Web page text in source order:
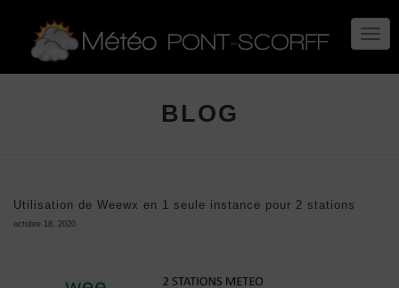
BLOG
Utilisation de Weewx en 1 seule instance pour 2 stations
octobre 18, 2020